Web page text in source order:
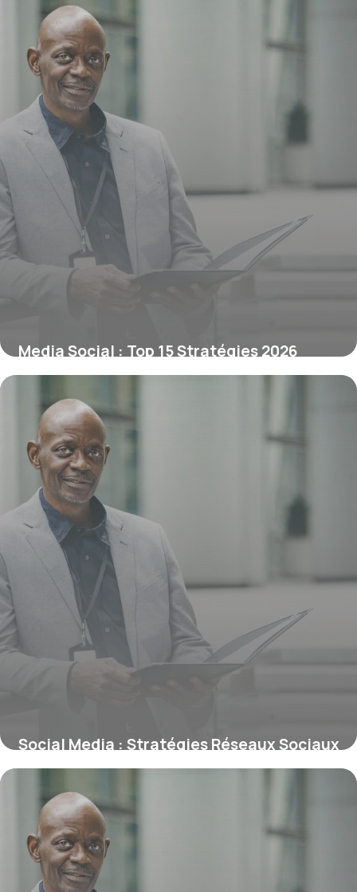
6 juillet 2026
Media Social : Top 15 Stratégies 2026
3 juillet 2026
Social Media : Stratégies Réseaux Sociaux
21 juin 2026